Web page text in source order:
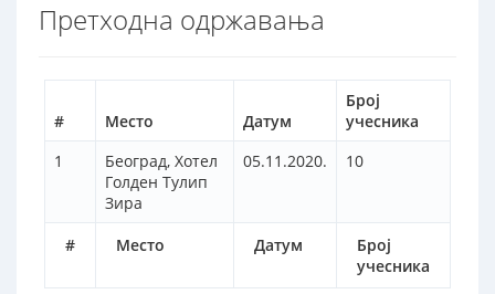
Претходна одржавања
# Место Датум
Број
учесника
# Место Датум
Број
учесника
1
Београд, Хотел
Голден Тулип
Зира
05.11.2020. 10